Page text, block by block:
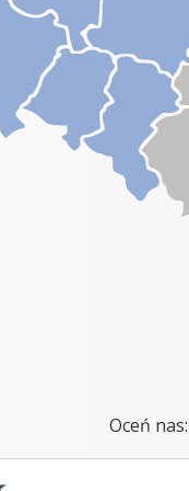
Oceń nas: